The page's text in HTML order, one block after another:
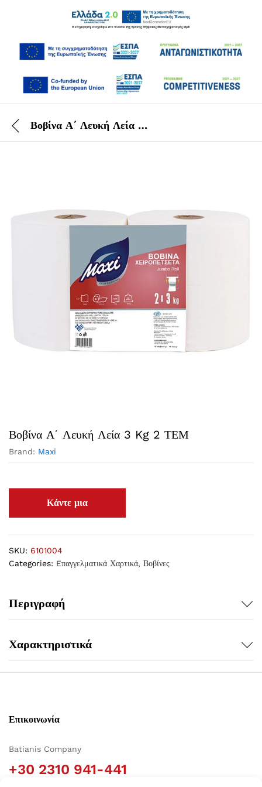
Βοβίνα Α΄ Λευκή Λεία 3 Kg 2 ΤΕΜ
Βοβίνα Α΄ Λευκή Λεία 3 Kg 2 ΤΕΜ
Brand: Maxi
SKU: 6101004
Categories: Eπαγγελματικά Χαρτικά, Βοβίνες
Περιγραφή
Χαρακτηριστικά
Επικοινωνία
Batianis Company
+30 2310 941-441